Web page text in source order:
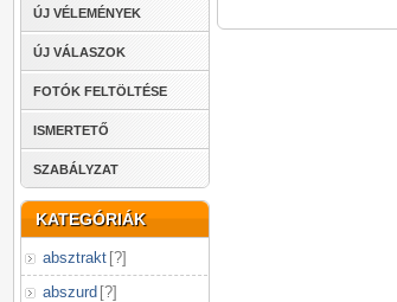
ÚJ VÉLEMÉNYEK
ÚJ VÁLASZOK
FOTÓK FELTÖLTÉSE
ISMERTETŐ
SZABÁLYZAT
KATEGÓRIÁK
absztrakt [?]
abszurd [?]